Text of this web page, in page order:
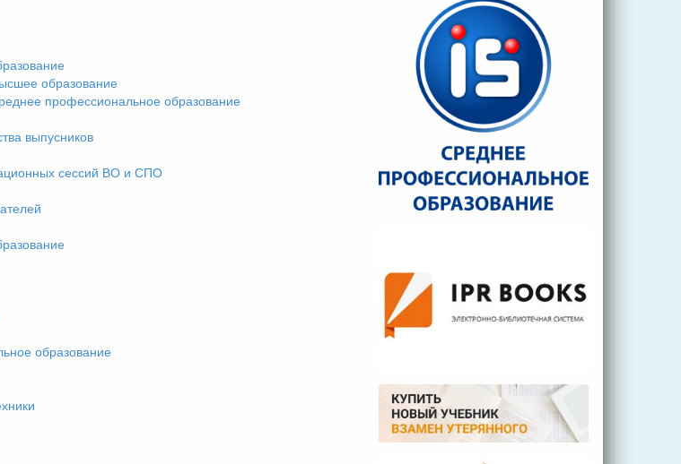
образование
профессиональное образование
выпусников
сессий ВО и СПО
образование